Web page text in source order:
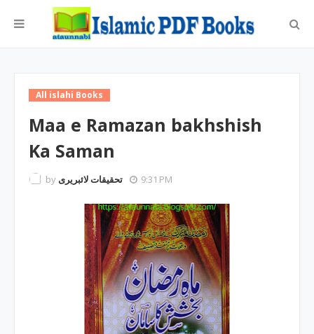
All islahi Books
Maa e Ramazan bakhshish
Ka Saman
by تحقیقات لائبریری 9:31 PM